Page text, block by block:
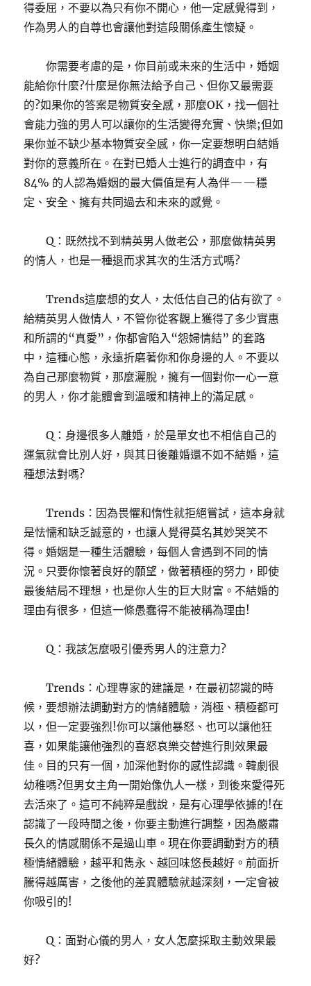
得委屈，不要以為只有你不開心，他一定感覺得到，
作為男人的自尊也會讓他對這段關係產生懷疑。
你需要考慮的是，你目前或未來的生活中，婚姻
能給你什麼?什麼是你無法給予自己、但你又最需要
的?如果你的答案是物質安全感，那麼OK，找一個社
會能力強的男人可以讓你的生活變得充實、快樂;但如
果你並不缺少基本物質安全感，你一定要想明白結婚
對你的意義所在。在對已婚人士進行的調查中，有
84% 的人認為婚姻的最大價值是有人為伴——穩
定、安全、擁有共同過去和未來的感覺。
Q：既然找不到精英男人做老公，那麼做精英男
的情人，也是一種退而求其次的生活方式嗎?
Trends這麼想的女人，太低估自己的佔有欲了。
給精英男人做情人，不管你從客觀上獲得了多少實惠
和所謂的“真愛”，你都會陷入“怨婦情結” 的套路
中，這種心態，永遠折磨著你和你身邊的人。不要以
為自己那麼物質，那麼灑脫，擁有一個對你一心一意
的男人，你才能體會到溫暖和精神上的滿足感。
Q：身邊很多人離婚，於是單女也不相信自己的
運氣就會比別人好，與其日後離婚還不如不結婚，這
種想法對嗎?
Trends：因為畏懼和惰性就拒絕嘗試，這本身就
是怯懦和缺乏誠意的，也讓人覺得莫名其妙哭笑不
得。婚姻是一種生活體驗，每個人會遇到不同的情
況。只要你懷著良好的願望，做著積極的努力，即使
最後結局不理想，也是你人生的巨大財富。不結婚的
理由有很多，但這一條愚蠢得不能被稱為理由!
Q：我該怎麼吸引優秀男人的注意力?
Trends：心理專家的建議是，在最初認識的時
候，要想辦法調動對方的情緒體驗，消極、積極都可
以，但一定要強烈!你可以讓他暴怒、也可以讓他狂
喜，如果能讓他強烈的喜怒哀樂交替進行則效果最
佳。目的只有一個，加深他對你的感性認識。韓劇很
幼稚嗎?但男女主角一開始像仇人一樣，到後來愛得死
去活來了。這可不純粹是戲說，是有心理學依據的!在
認識了一段時間之後，你要主動進行調整，因為嚴肅
長久的情感關係不是過山車。現在你要調動對方的積
極情緒體驗，越平和雋永、越回味悠長越好。前面折
騰得越厲害，之後他的差異體驗就越深刻，一定會被
你吸引的!
Q：面對心儀的男人，女人怎麼採取主動效果最
好?